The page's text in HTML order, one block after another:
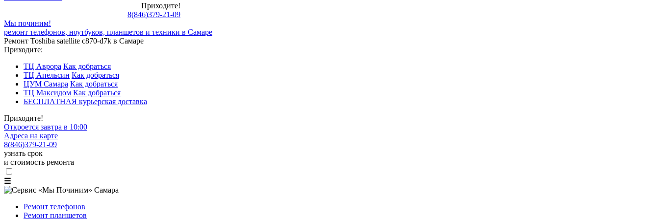
Приходите!
8(846)379-21-09
Мы починим!
ремонт телефонов, ноутбуков, планшетов и техники в Самаре
Ремонт Toshiba satellite c870-d7k в Самаре
Приходите:
ТЦ Аврора Как добраться
ТЦ Апельсин Как добраться
ЦУМ Самара Как добраться
ТЦ Максидом Как добраться
БЕСПЛАТНАЯ курьерская доставка
Приходите!
Откроется завтра в 10:00
Адреса на карте
8(846)379-21-09
узнать срок
и стоимость ремонта
☰
Ремонт телефонов
Ремонт планшетов